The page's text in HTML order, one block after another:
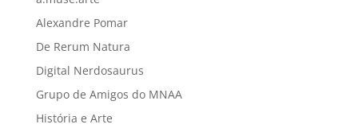
Alexandre Pomar
De Rerum Natura
Digital Nerdosaurus
Grupo de Amigos do MNAA
História e Arte